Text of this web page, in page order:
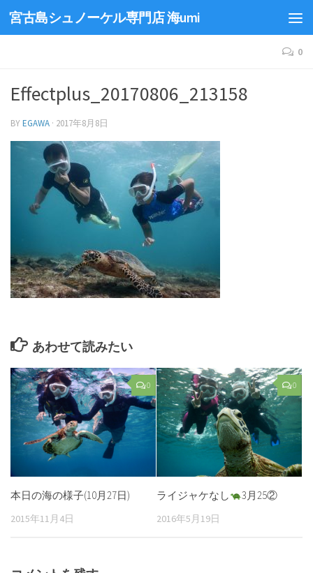
宮古島シュノーケル専門店 海umi
0
Effectplus_20170806_213158
BYEGAWA · 2017年8月8日
あわせて読みたい
0
本日の海の様子(10月27日)
2015年11月4日
0
ライジャケなし 3月25②
2016年5月19日